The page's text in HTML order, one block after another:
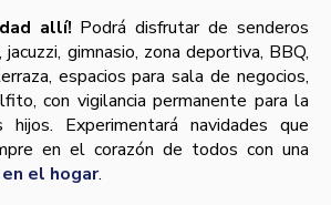
allí! Podrá disfrutar de senderos
gimnasio, zona deportiva, BBQ,
espacios para sala de negocios,
con vigilancia permanente para la
Experimentará navidades que
en el corazón de todos con una
el hogar.